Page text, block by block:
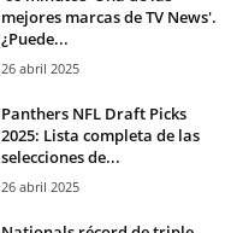
mejores marcas de TV News'.
¿Puede...
26 abril 2025
Panthers NFL Draft Picks
2025: Lista completa de las
selecciones de...
26 abril 2025